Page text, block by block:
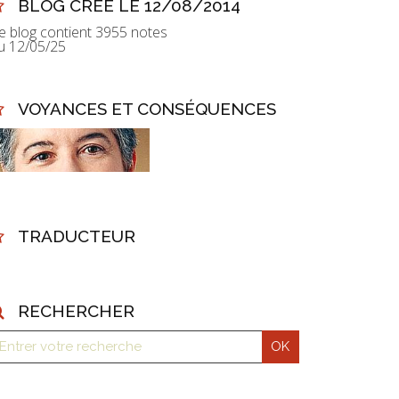
BLOG CRÉÉ LE 12/08/2014
blog contient 3955 notes
12/05/25
VOYANCES ET CONSÉQUENCES
TRADUCTEUR
RECHERCHER